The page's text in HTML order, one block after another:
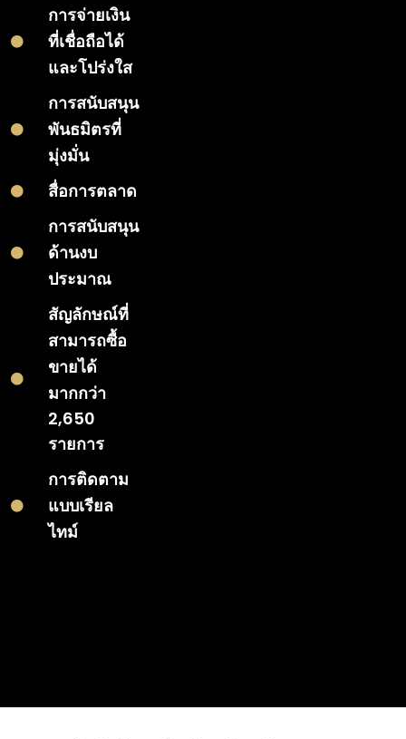
การจ่ายเงิน
ที่เชื่อถือได้
และโปร่งใส
การสนับสนุน
พันธมิตรที่
มุ่งมั่น
สื่อการตลาด
การสนับสนุน
ด้านงบ
ประมาณ
สัญลักษณ์ที่
สามารถซื้อ
ขายได้
มากกว่า
2,650
รายการ
การติดตาม
แบบเรียล
ไทม์